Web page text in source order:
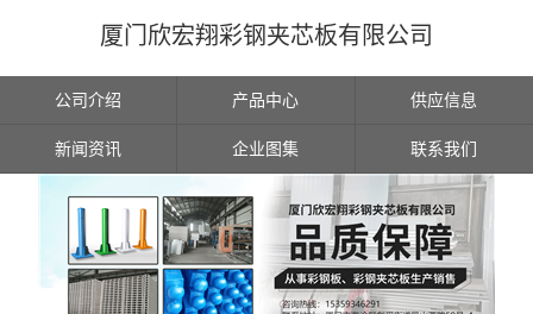
厦门欣宏翔彩钢夹芯板有限公司
公司介绍 产品中心 供应信息
新闻资讯 企业图集 联系我们